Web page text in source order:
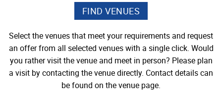
Select the venues that meet your requirements and request
an offer from all selected venues with a single click. Would
you rather visit the venue and meet in person? Please plan
a visit by contacting the venue directly. Contact details can
be found on the venue page.